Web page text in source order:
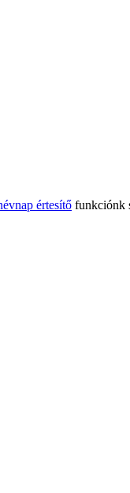
értesítő funkciónk